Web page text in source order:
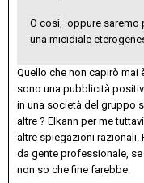
O così, oppure saremo
una micidiale
Quello che non capirò mai
sono una pubblicità
in una società del gruppo
altre ? Elkann per me
altre spiegazioni razionali.
da gente professionale,
non so che fine farebbe.